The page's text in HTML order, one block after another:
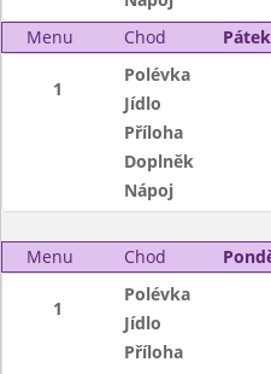
Menu
Chod
1
Polévka
Jídlo
Příloha
Doplněk
Nápoj
Menu Chod
1
Polévka
Jídlo
Příloha